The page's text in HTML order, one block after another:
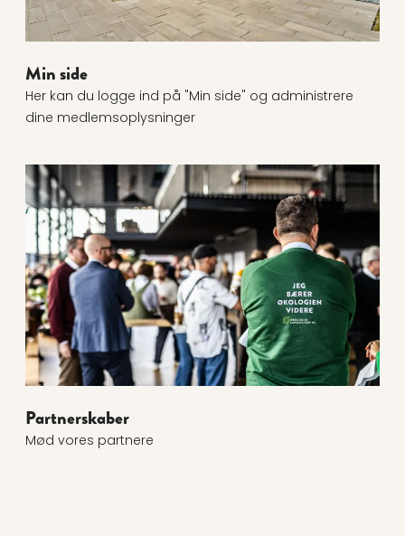
Min side
Her kan du logge ind på "Min side" og administrere
dine medlemsoplysninger
Læs mere om Partnerskaber
Partnerskaber
Mød vores partnere